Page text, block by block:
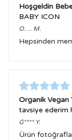
Hoşgeldin
BABY ICON
O…. M.
Hepsinden
Organik Vegan
tavsiye ederim
G**** Y.
Ürün